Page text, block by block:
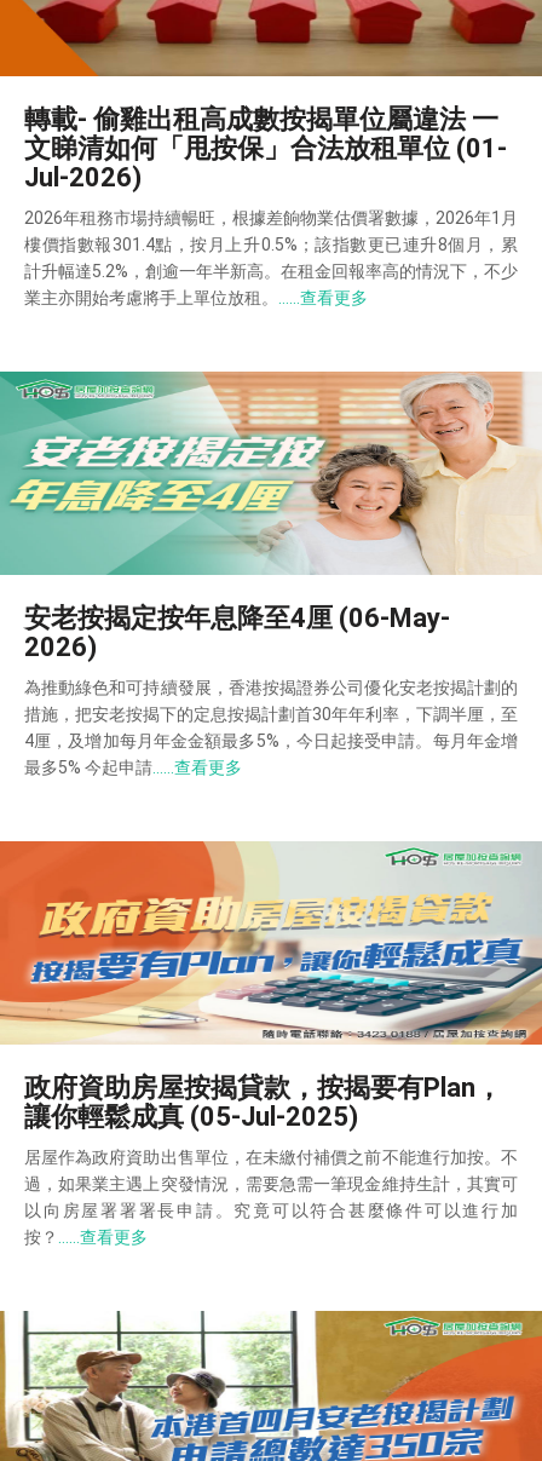
轉載- 偷雞出租高成數按揭單位屬違法 一
文睇清如何「甩按保」合法放租單位 (01-
Jul-2026)
2026年租務市場持續暢旺，根據差餉物業估價署數據，2026年1月
樓價指數報301.4點，按月上升0.5%；該指數更已連升8個月，累
計升幅達5.2%，創逾一年半新高。在租金回報率高的情況下，不少
業主亦開始考慮將手上單位放租。 ……查看更多
安老按揭定按年息降至4厘 (06-May-
2026)
為推動綠色和可持續發展，香港按揭證券公司優化安老按揭計劃的
措施，把安老按揭下的定息按揭計劃首30年年利率，下調半厘，至
4厘，及增加每月年金金額最多5%，今日起接受申請。每月年金增
最多5% 今起申請……查看更多
政府資助房屋按揭貸款，按揭要有Plan，
讓你輕鬆成真 (05-Jul-2025)
居屋作為政府資助出售單位，在未繳付補價之前不能進行加按。不
過，如果業主遇上突發情況，需要急需一筆現金維持生計，其實可
以向房屋署署署長申請。究竟可以符合甚麼條件可以進行加
按？……查看更多